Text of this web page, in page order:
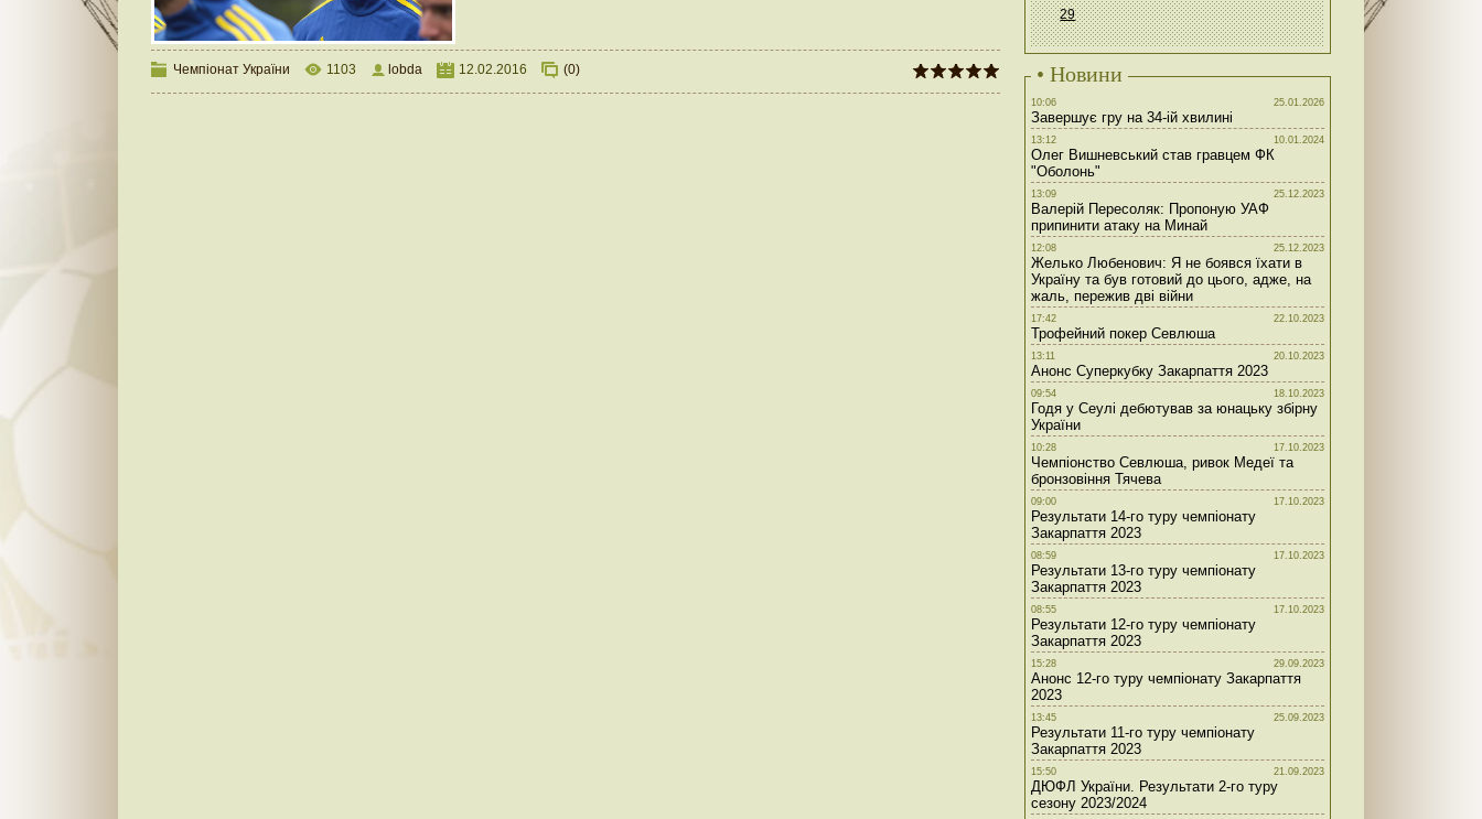
Чемпіонат України 1103 lobda 12.02.2016 (0)
29
• Новини
10:06 25.01.2026
Завершує гру на 34-ій хвилині
13:12 10.01.2024
Олег Вишневський став гравцем ФК
"Оболонь"
13:09 25.12.2023
Валерій Пересоляк: Пропоную УАФ
припинити атаку на Минай
12:08 25.12.2023
Желько Любенович: Я не боявся їхати в
Україну та був готовий до цього, адже, на
жаль, пережив дві війни
17:42 22.10.2023
Трофейний покер Севлюша
13:11 20.10.2023
Анонс Суперкубку Закарпаття 2023
09:54 18.10.2023
Годя у Сеулі дебютував за юнацьку збірну
України
10:28 17.10.2023
Чемпіонство Севлюша, ривок Медеї та
бронзовіння Тячева
09:00 17.10.2023
Результати 14-го туру чемпіонату
Закарпаття 2023
08:59 17.10.2023
Результати 13-го туру чемпіонату
Закарпаття 2023
08:55 17.10.2023
Результати 12-го туру чемпіонату
Закарпаття 2023
15:28 29.09.2023
Анонс 12-го туру чемпіонату Закарпаття
2023
13:45 25.09.2023
Результати 11-го туру чемпіонату
Закарпаття 2023
15:50 21.09.2023
ДЮФЛ України. Результати 2-го туру
сезону 2023/2024